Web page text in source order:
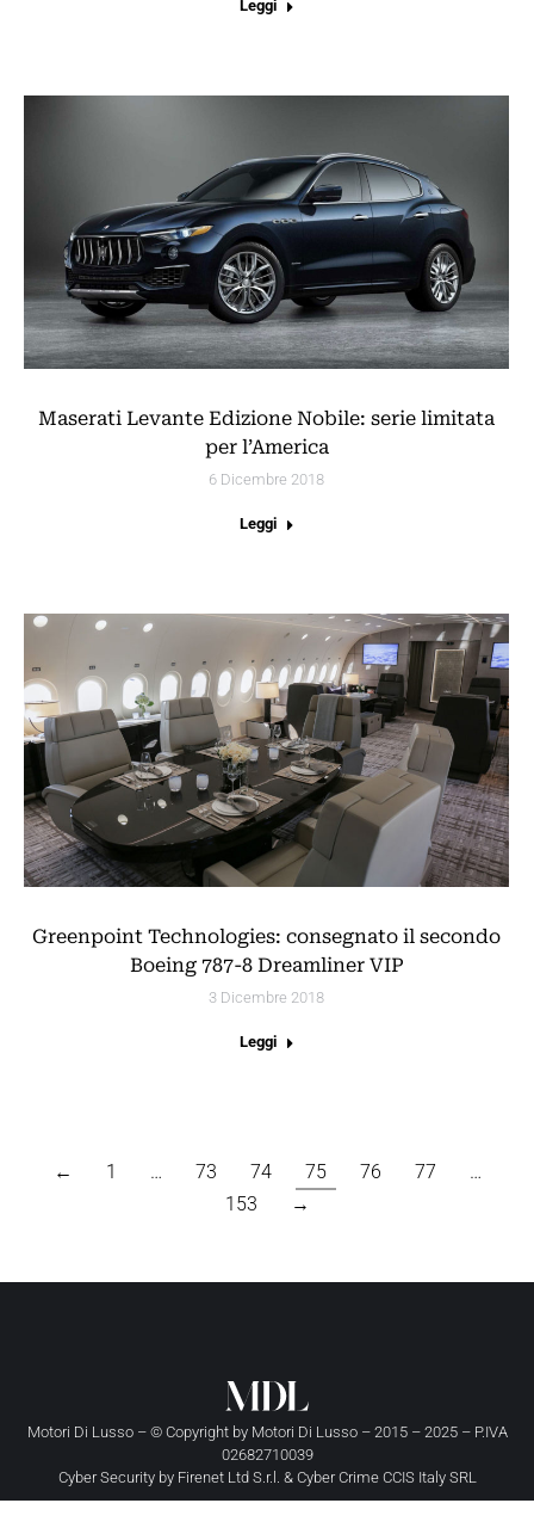
Leggi
Maserati Levante Edizione Nobile: serie limitata
per l’America
6 Dicembre 2018
Leggi
Greenpoint Technologies: consegnato il secondo
Boeing 787-8 Dreamliner VIP
3 Dicembre 2018
Leggi
← 1 … 73 74 75 76 77
…
153
→
Motori Di Lusso – © Copyright by Motori Di Lusso– 2015 – 2025 – P.IVA
02682710039
Cyber Security by Firenet Ltd S.r.l. & Cyber Crime CCIS Italy SRL